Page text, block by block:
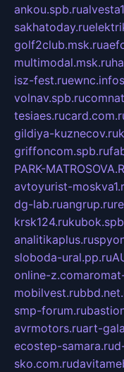
ankou.spb.ru
sakhatoday.ru
golf2club.msk.ru
multimodal.msk.ru
isz-fest.ruewnc.info
volnav.spb.ru
tesiaes.ru
gildiya-kuznecov.ru
griffoncom.spb.ru
PARK-
avtoyurist-
dg-lab.ruangrup.ru
krsk124.ru
analitikaplus.ru
sloboda-ural.pp.ru
online-z.com
mobilvest.ru
smp-forum.ru
avrmotors.ruart-
ecostep-samara.ru
sko.com.ru